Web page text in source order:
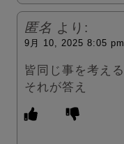
匿名 より:
9月 10, 2025 8:05 pm
皆同じ事を考える
それが答え